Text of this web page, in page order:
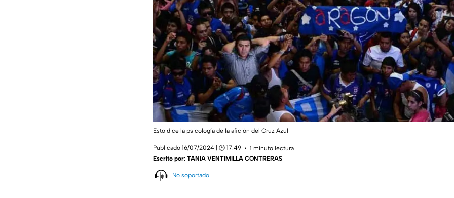
Esto dice la psicología de la afición del Cruz Azul
Publicado 16/07/2024 | 🕑 17:49
1 minuto lectura
Escrito por: TANIA VENTIMILLA CONTRERAS
No soportado